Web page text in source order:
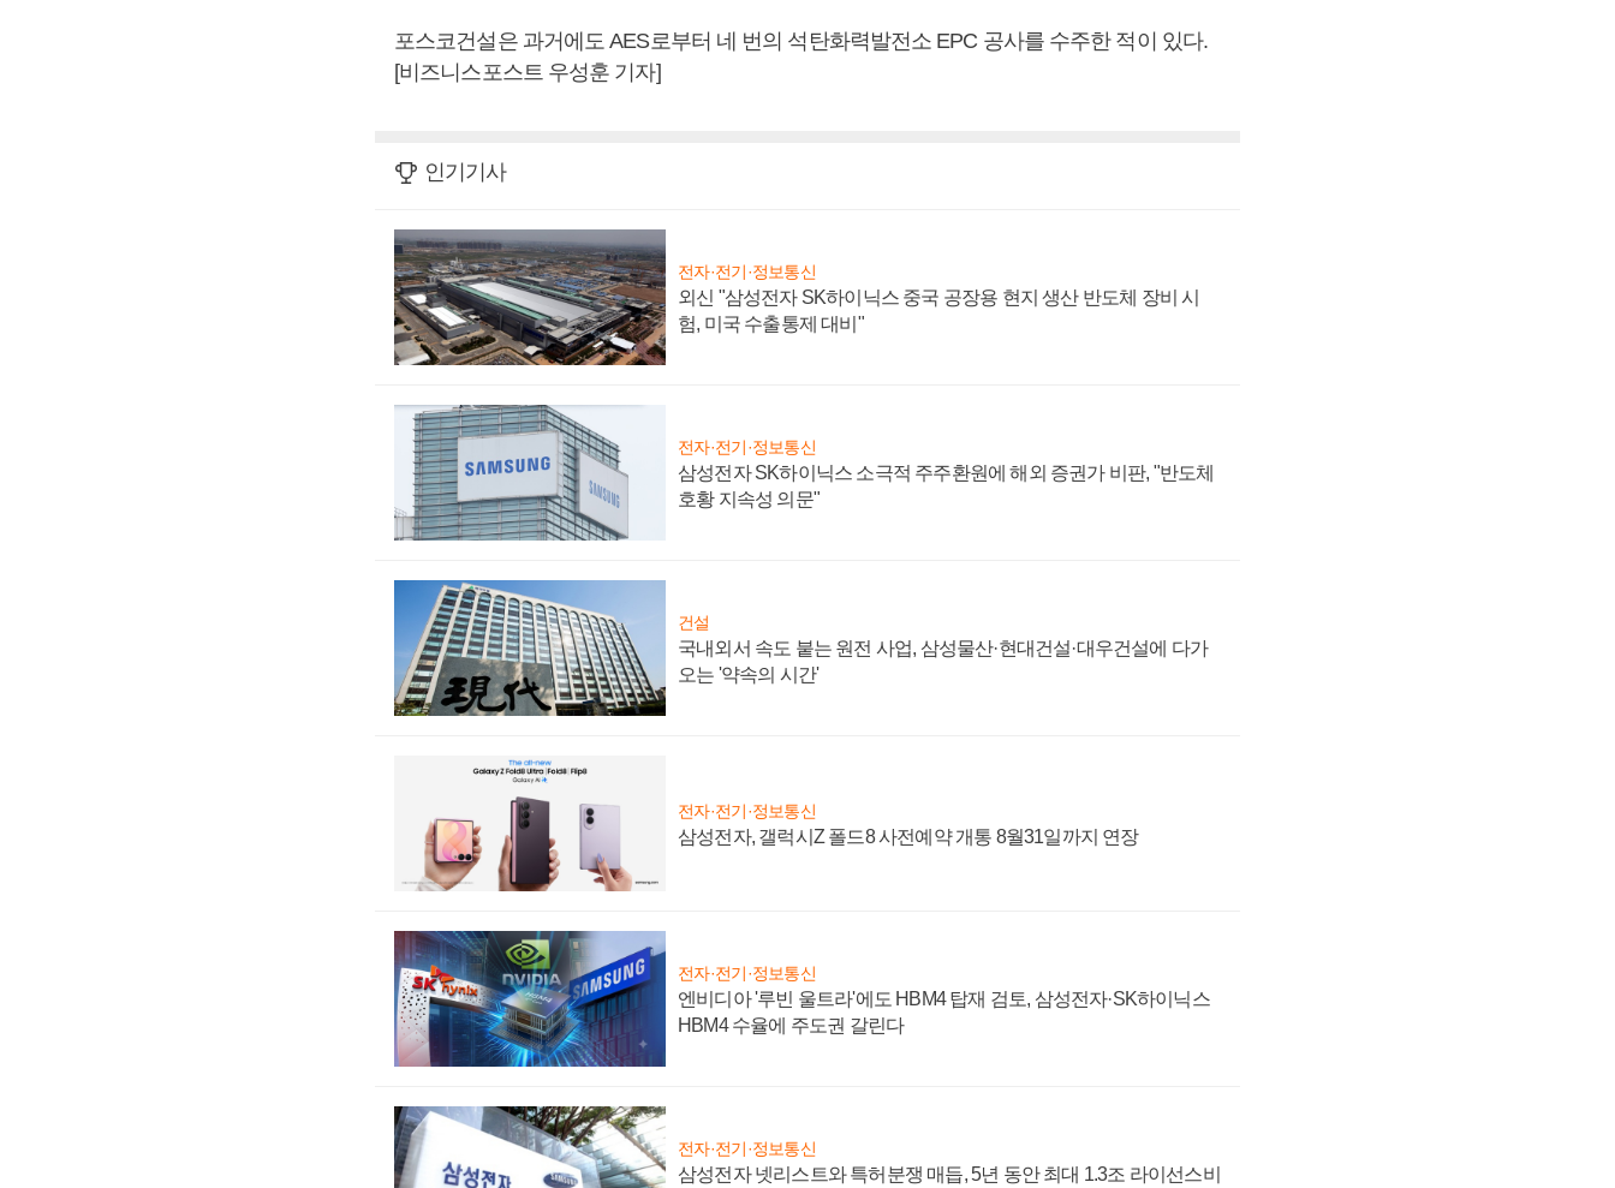
포스코건설은 과거에도 AES로부터 네 번의 석탄화력발전소 EPC 공사를 수주한 적이 있다.
[비즈니스포스트 우성훈 기자]
인기기사
전자·전기·정보통신
외신 "삼성전자 SK하이닉스 중국 공장용 현지 생산 반도체 장비 시
험, 미국 수출통제 대비"
전자·전기·정보통신
삼성전자 SK하이닉스 소극적 주주환원에 해외 증권가 비판, "반도체
호황 지속성 의문"
건설
국내외서 속도 붙는 원전 사업, 삼성물산·현대건설·대우건설에 다가
오는 '약속의 시간'
전자·전기·정보통신
삼성전자, 갤럭시Z 폴드8 사전예약 개통 8월31일까지 연장
전자·전기·정보통신
엔비디아 '루빈 울트라'에도 HBM4 탑재 검토, 삼성전자·SK하이닉스
HBM4 수율에 주도권 갈린다
전자·전기·정보통신
삼성전자 넷리스트와 특허분쟁 매듭, 5년 동안 최대 1.3조 라이선스비